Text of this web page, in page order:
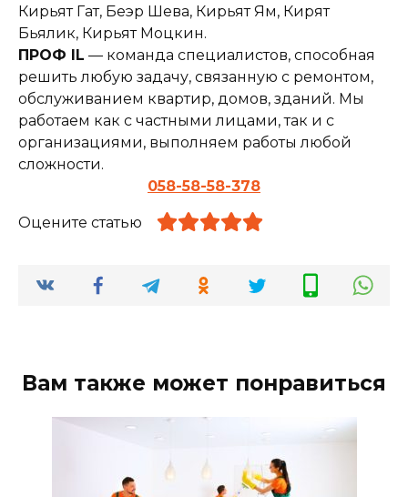
Кирьят Гат, Беэр Шева, Кирьят Ям, Кирят
Бьялик, Кирьят Моцкин.
ПРОФ IL — команда специалистов, способная
решить любую задачу, связанную с ремонтом,
обслуживанием квартир, домов, зданий. Мы
работаем как с частными лицами, так и с
организациями, выполняем работы любой
сложности.
058-58-58-378
Оцените статью
Вам также может понравиться